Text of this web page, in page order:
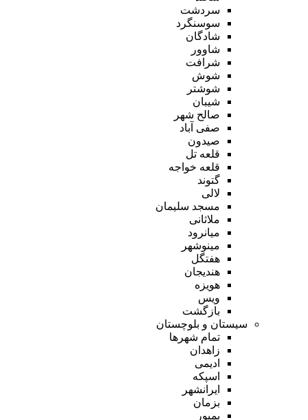
سردشت
سوسنگرد
شادگان
شاوور
شرافت
شوش
شوشتر
شیبان
صالح شهر
صفی آباد
صیدون
قلعه تل
قلعه خواجه
گتوند
لالی
مسجد سلیمان
ملاثانی
میانرود
مینوشهر
هفتگل
هندیجان
هویزه
ویس
بازگشت
سیستان و بلوچستان
تمام شهر‌ها
زاهدان
ادیمی
اسپکه
ایرانشهر
بزمان
بمپور